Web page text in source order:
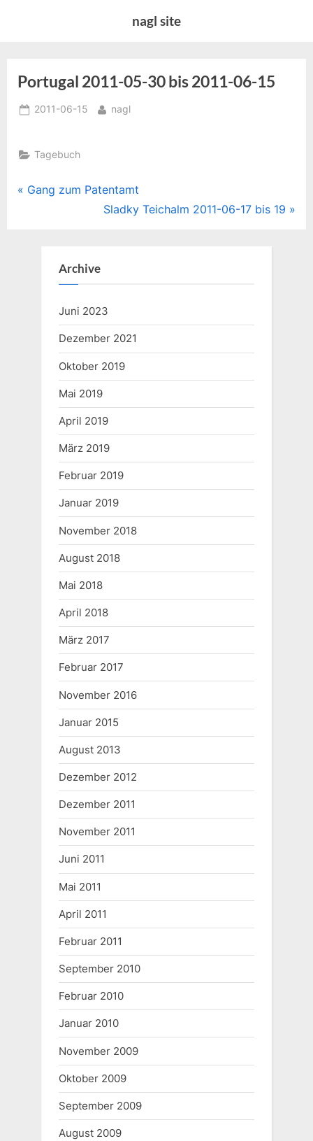
nagl site
Portugal 2011-05-30 bis 2011-06-15
Posted
2011-06-15 By
nagl
Tagebuch
Beitragsnavigation
P
Gang zum Patentamt
N
o
s
t
:
Sladky Teichalm 2011-06-17 bis 19
Archive
Juni 2023
Dezember 2021
Oktober 2019
Mai 2019
April 2019
März 2019
Februar 2019
Januar 2019
November 2018
August 2018
Mai 2018
April 2018
März 2017
Februar 2017
November 2016
Januar 2015
August 2013
Dezember 2012
Dezember 2011
November 2011
Juni 2011
Mai 2011
April 2011
Februar 2011
September 2010
Februar 2010
Januar 2010
November 2009
Oktober 2009
September 2009
August 2009